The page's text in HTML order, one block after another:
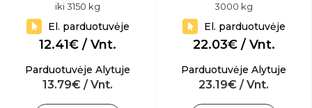
iki 3150 kg
El. parduotuvėje
12.41€ / Vnt.
Parduotuvėje Alytuje
13.79€ / Vnt.
3000 kg
El. parduotuvėje
22.03€ / Vnt.
Parduotuvėje Alytuje
23.19€ / Vnt.